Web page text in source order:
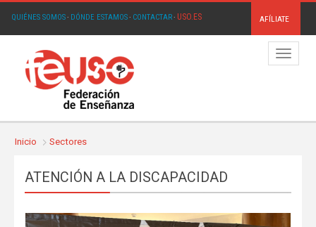
QUIÉNES SOMOS· DÓNDE ESTAMOS· CONTACTAR· USO.ES AFÍLIATE
Menú
Inicio Sectores
ATENCIÓN A LA DISCAPACIDAD